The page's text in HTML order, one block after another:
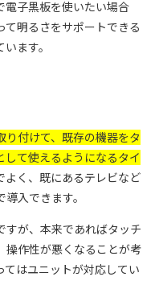
電子黒板を使いたい場合
て明るさをサポートできる
ます。
付けて、既存の機器をタ
して使えるようになるタイ
よく、既にあるテレビなど
入できます。
すが、本来であればタッチ
操作性が悪くなることが考
てはユニットが対応してい